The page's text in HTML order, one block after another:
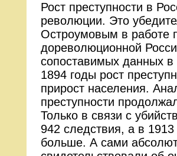
Рост преступности в
революции. Это
Остроумовым в работе
дореволюционной
сопоставимых данных
1894 годы рост
прирост населения.
преступности
Только в связи с
942 следствия, а в
больше. А сами